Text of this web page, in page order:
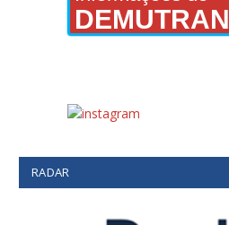
DEMUTRAN
RADAR